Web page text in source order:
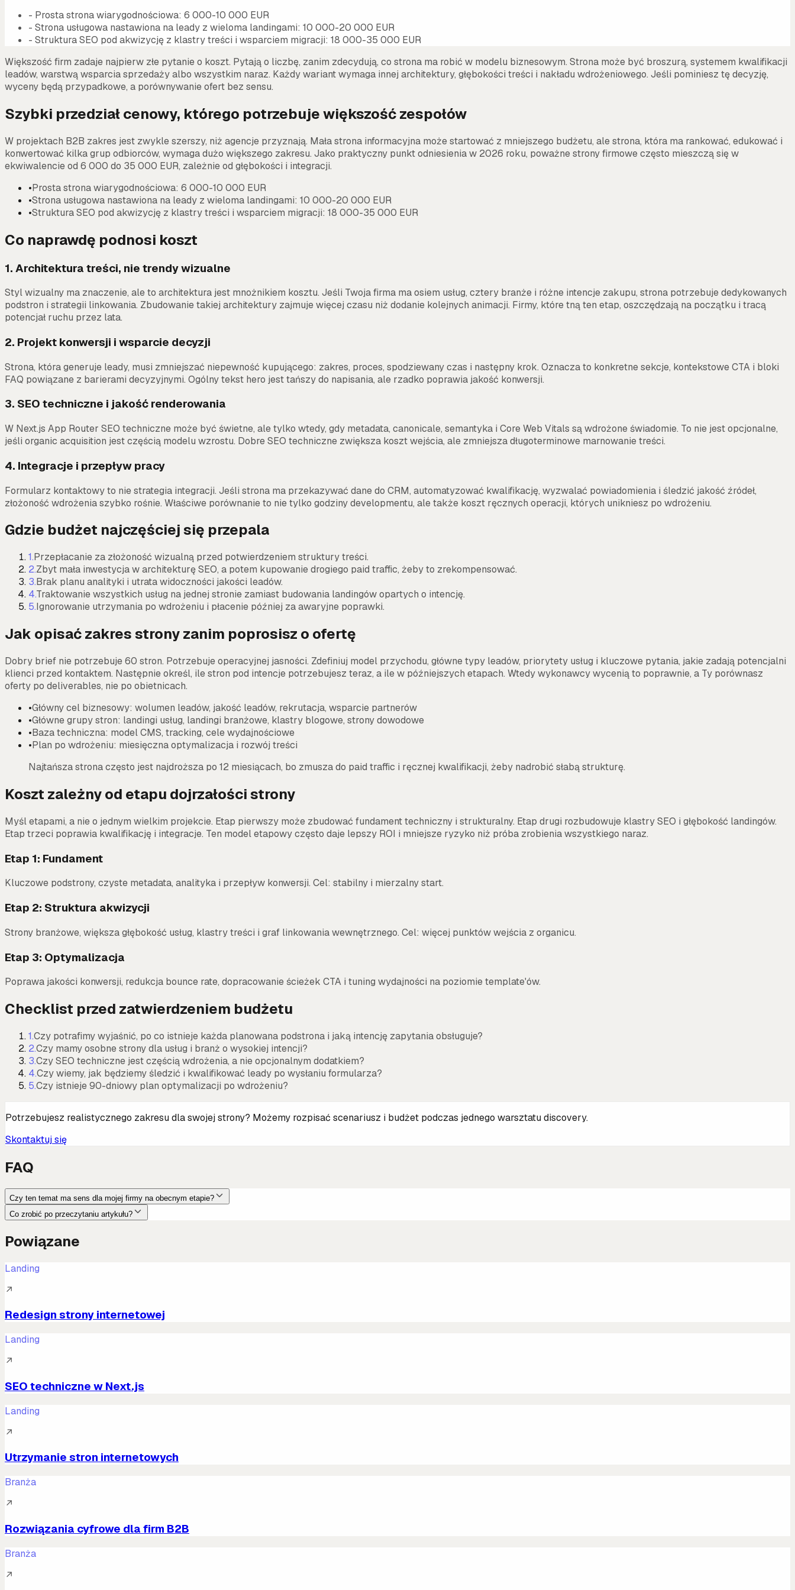
- Prosta strona wiarygodnościowa: 6 000-10 000 EUR
- Strona usługowa nastawiona na leady z wieloma landingami: 10 000-20 000 EUR
- Struktura SEO pod akwizycję z klastry treści i wsparciem migracji: 18 000-35 000 EUR
Większość firm zadaje najpierw złe pytanie o koszt. Pytają o liczbę, zanim zdecydują, co strona ma robić w modelu biznesowym. Strona może być broszurą, systemem kwalifikacji
leadów, warstwą wsparcia sprzedaży albo wszystkim naraz. Każdy wariant wymaga innej architektury, głębokości treści i nakładu wdrożeniowego. Jeśli pominiesz tę decyzję,
wyceny będą przypadkowe, a porównywanie ofert bez sensu.
Szybki przedział cenowy, którego potrzebuje większość zespołów
W projektach B2B zakres jest zwykle szerszy, niż agencje przyznają. Mała strona informacyjna może startować z mniejszego budżetu, ale strona, która ma rankować, edukować i
konwertować kilka grup odbiorców, wymaga dużo większego zakresu. Jako praktyczny punkt odniesienia w 2026 roku, poważne strony firmowe często mieszczą się w
ekwiwalencie od 6 000 do 35 000 EUR, zależnie od głębokości i integracji.
•Prosta strona wiarygodnościowa: 6 000-10 000 EUR
•Strona usługowa nastawiona na leady z wieloma landingami: 10 000-20 000 EUR
•Struktura SEO pod akwizycję z klastry treści i wsparciem migracji: 18 000-35 000 EUR
Co naprawdę podnosi koszt
1. Architektura treści, nie trendy wizualne
Styl wizualny ma znaczenie, ale to architektura jest mnożnikiem kosztu. Jeśli Twoja firma ma osiem usług, cztery branże i różne intencje zakupu, strona potrzebuje dedykowanych
podstron i strategii linkowania. Zbudowanie takiej architektury zajmuje więcej czasu niż dodanie kolejnych animacji. Firmy, które tną ten etap, oszczędzają na początku i tracą
potencjał ruchu przez lata.
2. Projekt konwersji i wsparcie decyzji
Strona, która generuje leady, musi zmniejszać niepewność kupującego: zakres, proces, spodziewany czas i następny krok. Oznacza to konkretne sekcje, kontekstowe CTA i bloki
FAQ powiązane z barierami decyzyjnymi. Ogólny tekst hero jest tańszy do napisania, ale rzadko poprawia jakość konwersji.
3. SEO techniczne i jakość renderowania
W Next.js App Router SEO techniczne może być świetne, ale tylko wtedy, gdy metadata, canonicale, semantyka i Core Web Vitals są wdrożone świadomie. To nie jest opcjonalne,
jeśli organic acquisition jest częścią modelu wzrostu. Dobre SEO techniczne zwiększa koszt wejścia, ale zmniejsza długoterminowe marnowanie treści.
4. Integracje i przepływ pracy
Formularz kontaktowy to nie strategia integracji. Jeśli strona ma przekazywać dane do CRM, automatyzować kwalifikację, wyzwalać powiadomienia i śledzić jakość źródeł,
złożoność wdrożenia szybko rośnie. Właściwe porównanie to nie tylko godziny developmentu, ale także koszt ręcznych operacji, których unikniesz po wdrożeniu.
Gdzie budżet najczęściej się przepala
1.Przepłacanie za złożoność wizualną przed potwierdzeniem struktury treści.
2.Zbyt mała inwestycja w architekturę SEO, a potem kupowanie drogiego paid traffic, żeby to zrekompensować.
3.Brak planu analityki i utrata widoczności jakości leadów.
4.Traktowanie wszystkich usług na jednej stronie zamiast budowania landingów opartych o intencję.
5.Ignorowanie utrzymania po wdrożeniu i płacenie później za awaryjne poprawki.
Jak opisać zakres strony zanim poprosisz o ofertę
Dobry brief nie potrzebuje 60 stron. Potrzebuje operacyjnej jasności. Zdefiniuj model przychodu, główne typy leadów, priorytety usług i kluczowe pytania, jakie zadają potencjalni
klienci przed kontaktem. Następnie określ, ile stron pod intencje potrzebujesz teraz, a ile w późniejszych etapach. Wtedy wykonawcy wycenią to poprawnie, a Ty porównasz
oferty po deliverables, nie po obietnicach.
•Główny cel biznesowy: wolumen leadów, jakość leadów, rekrutacja, wsparcie partnerów
•Główne grupy stron: landingi usług, landingi branżowe, klastry blogowe, strony dowodowe
•Baza techniczna: model CMS, tracking, cele wydajnościowe
•Plan po wdrożeniu: miesięczna optymalizacja i rozwój treści
Najtańsza strona często jest najdroższa po 12 miesiącach, bo zmusza do paid traffic i ręcznej kwalifikacji, żeby nadrobić słabą strukturę.
Koszt zależny od etapu dojrzałości strony
Myśl etapami, a nie o jednym wielkim projekcie. Etap pierwszy może zbudować fundament techniczny i strukturalny. Etap drugi rozbudowuje klastry SEO i głębokość landingów.
Etap trzeci poprawia kwalifikację i integracje. Ten model etapowy często daje lepszy ROI i mniejsze ryzyko niż próba zrobienia wszystkiego naraz.
Etap 1: Fundament
Kluczowe podstrony, czyste metadata, analityka i przepływ konwersji. Cel: stabilny i mierzalny start.
Etap 2: Struktura akwizycji
Strony branżowe, większa głębokość usług, klastry treści i graf linkowania wewnętrznego. Cel: więcej punktów wejścia z organicu.
Etap 3: Optymalizacja
Poprawa jakości konwersji, redukcja bounce rate, dopracowanie ścieżek CTA i tuning wydajności na poziomie template'ów.
Checklist przed zatwierdzeniem budżetu
1.Czy potrafimy wyjaśnić, po co istnieje każda planowana podstrona i jaką intencję zapytania obsługuje?
2.Czy mamy osobne strony dla usług i branż o wysokiej intencji?
3.Czy SEO techniczne jest częścią wdrożenia, a nie opcjonalnym dodatkiem?
4.Czy wiemy, jak będziemy śledzić i kwalifikować leady po wysłaniu formularza?
5.Czy istnieje 90-dniowy plan optymalizacji po wdrożeniu?
Potrzebujesz realistycznego zakresu dla swojej strony? Możemy rozpisać scenariusz i budżet podczas jednego warsztatu discovery.
Skontaktuj się
FAQ
Czy ten temat ma sens dla mojej firmy na obecnym etapie?
Co zrobić po przeczytaniu artykułu?
Powiązane
Landing
↗
Redesign strony internetowej
Landing
↗
SEO techniczne w Next.js
Landing
↗
Utrzymanie stron internetowych
Branża
↗
Rozwiązania cyfrowe dla firm B2B
Branża
↗